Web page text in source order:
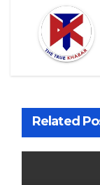
Related